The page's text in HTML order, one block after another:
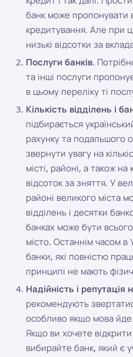
банк може пропонувати
кредитування. Але при
низькі відсотки за
Послуги банків.
та інші послуги
в цьому переліку ті
Кількість відділень і
підбирається
рахунку та подальшого
звернути увагу на
місті, районі, а також на
відсоток за зняття. У
районі великого міста
відділень і десятки
банках може бути
місто. Останнім часом в
банки, які повністю
принципі не мають
Надійність і репутація
рекомендують
особливо якщо мова йде
Якщо ви хочете
вибирайте банк, який є